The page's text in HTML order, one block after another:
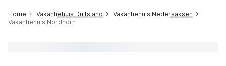
Home Vakantiehuis Duitsland
Vakantiehuis Nedersaksen
Vakantiehuis Nordhorn